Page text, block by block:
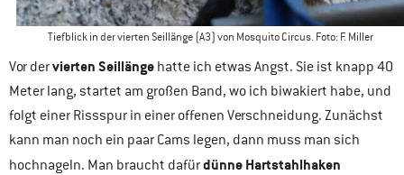
Tiefblick in der vierten Seillänge (A3) von Mosquito Circus. Foto: F. Miller
Vor dervierten Seillänge hatte ich etwas Angst. Sie ist knapp 40
Meter lang, startet am großen Band, wo ich biwakiert habe, und
folgt einer Rissspur in einer offenen Verschneidung. Zunächst
kann man noch ein paar Cams legen, dann muss man sich
hochnageln. Man braucht dafürdünne Hartstahlhaken